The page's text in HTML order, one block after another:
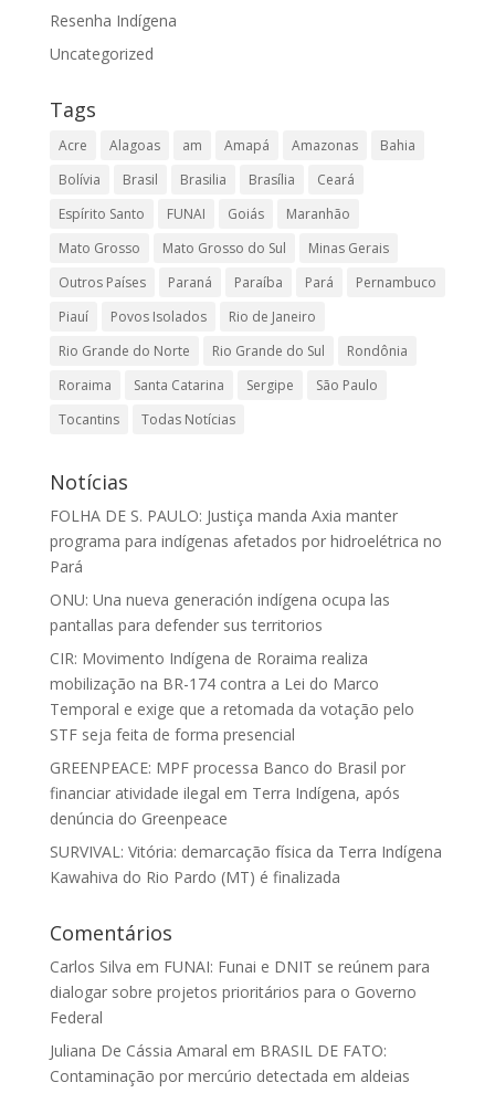
Resenha Indígena
Uncategorized
Tags
Acre Alagoas am Amapá Amazonas
Bahia
Bolívia
Brasil Brasilia Brasília
Ceará
Espírito Santo
FUNAI Goiás
Maranhão
Mato Grosso
Mato Grosso do Sul
Minas Gerais
Outros Países
Paraná Paraíba Pará
Pernambuco
Piauí
Povos Isolados
Rio de Janeiro
Rio Grande do Norte
Rio Grande do Sul
Rondônia
Roraima
Santa Catarina Sergipe
São Paulo
Tocantins
Todas Notícias
Notícias
FOLHA DE S. PAULO: Justiça manda Axia manter
programa para indígenas afetados por hidroelétrica no
Pará
ONU: Una nueva generación indígena ocupa las
pantallas para defender sus territorios
CIR: Movimento Indígena de Roraima realiza
mobilização na BR-174 contra a Lei do Marco
Temporal e exige que a retomada da votação pelo
STF seja feita de forma presencial
GREENPEACE: MPF processa Banco do Brasil por
financiar atividade ilegal em Terra Indígena, após
denúncia do Greenpeace
SURVIVAL: Vitória: demarcação física da Terra Indígena
Kawahiva do Rio Pardo (MT) é finalizada
Comentários
Carlos Silva em FUNAI: Funai e DNIT se reúnem para
dialogar sobre projetos prioritários para o Governo
Federal
Juliana De Cássia Amaral em BRASIL DE FATO:
Contaminação por mercúrio detectada em aldeias